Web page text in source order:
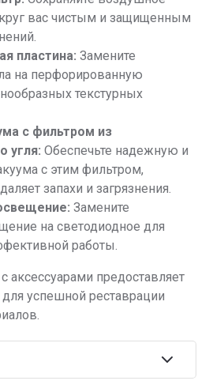
вас чистым и защищенным
пластина: Замените
на перфорированную
текстурных
с фильтром из
угля: Обеспечьте надежную и
с этим фильтром,
запахи и загрязнения.
Замените
на светодиодное для
работы.
аксессуарами предоставляет
успешной реставрации